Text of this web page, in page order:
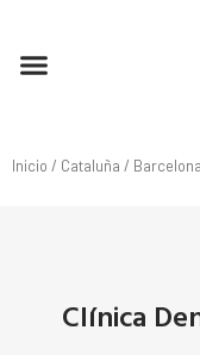
Inicio / Cataluña / Barcelona
Clínica